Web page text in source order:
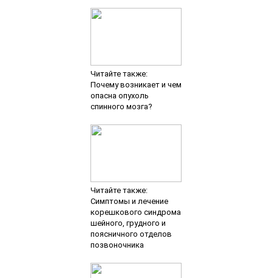
Читайте также:
Почему возникает и чем
опасна опухоль
спинного мозга?
Читайте также:
Симптомы и лечение
корешкового синдрома
шейного, грудного и
поясничного отделов
позвоночника